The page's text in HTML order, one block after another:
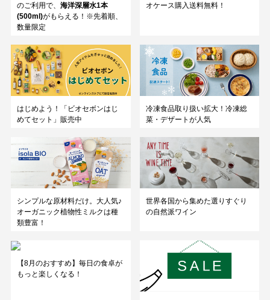
のご利用で、 海洋深層水1本
(500ml)がもらえる！※先着順、
数量限定
オケース購入送料無料！
はじめよう！「ビオセボンはじ
めてセット」販売中
冷凍食品取り扱い拡大！冷凍総
菜・デザートが人気
シンプルな原材料だけ。大人気♪
オーガニック植物性ミルクは種
類豊富！
世界各国から集めた選りすぐり
の自然派ワイン
【8月のおすすめ】毎日の食卓が
もっと楽しくなる！